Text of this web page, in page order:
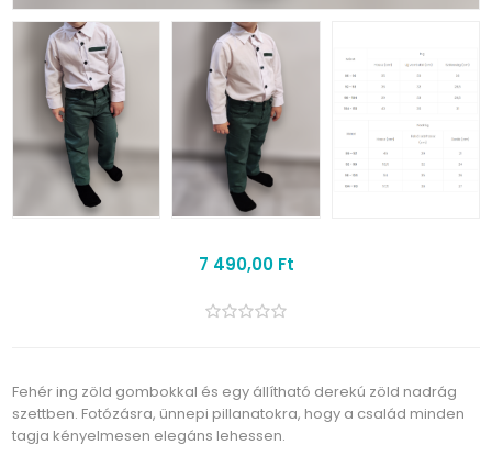
7 490,00 Ft
Fehér ing zöld gombokkal és egy állítható derekú zöld nadrág
szettben. Fotózásra, ünnepi pillanatokra, hogy a család minden
tagja kényelmesen elegáns lehessen.